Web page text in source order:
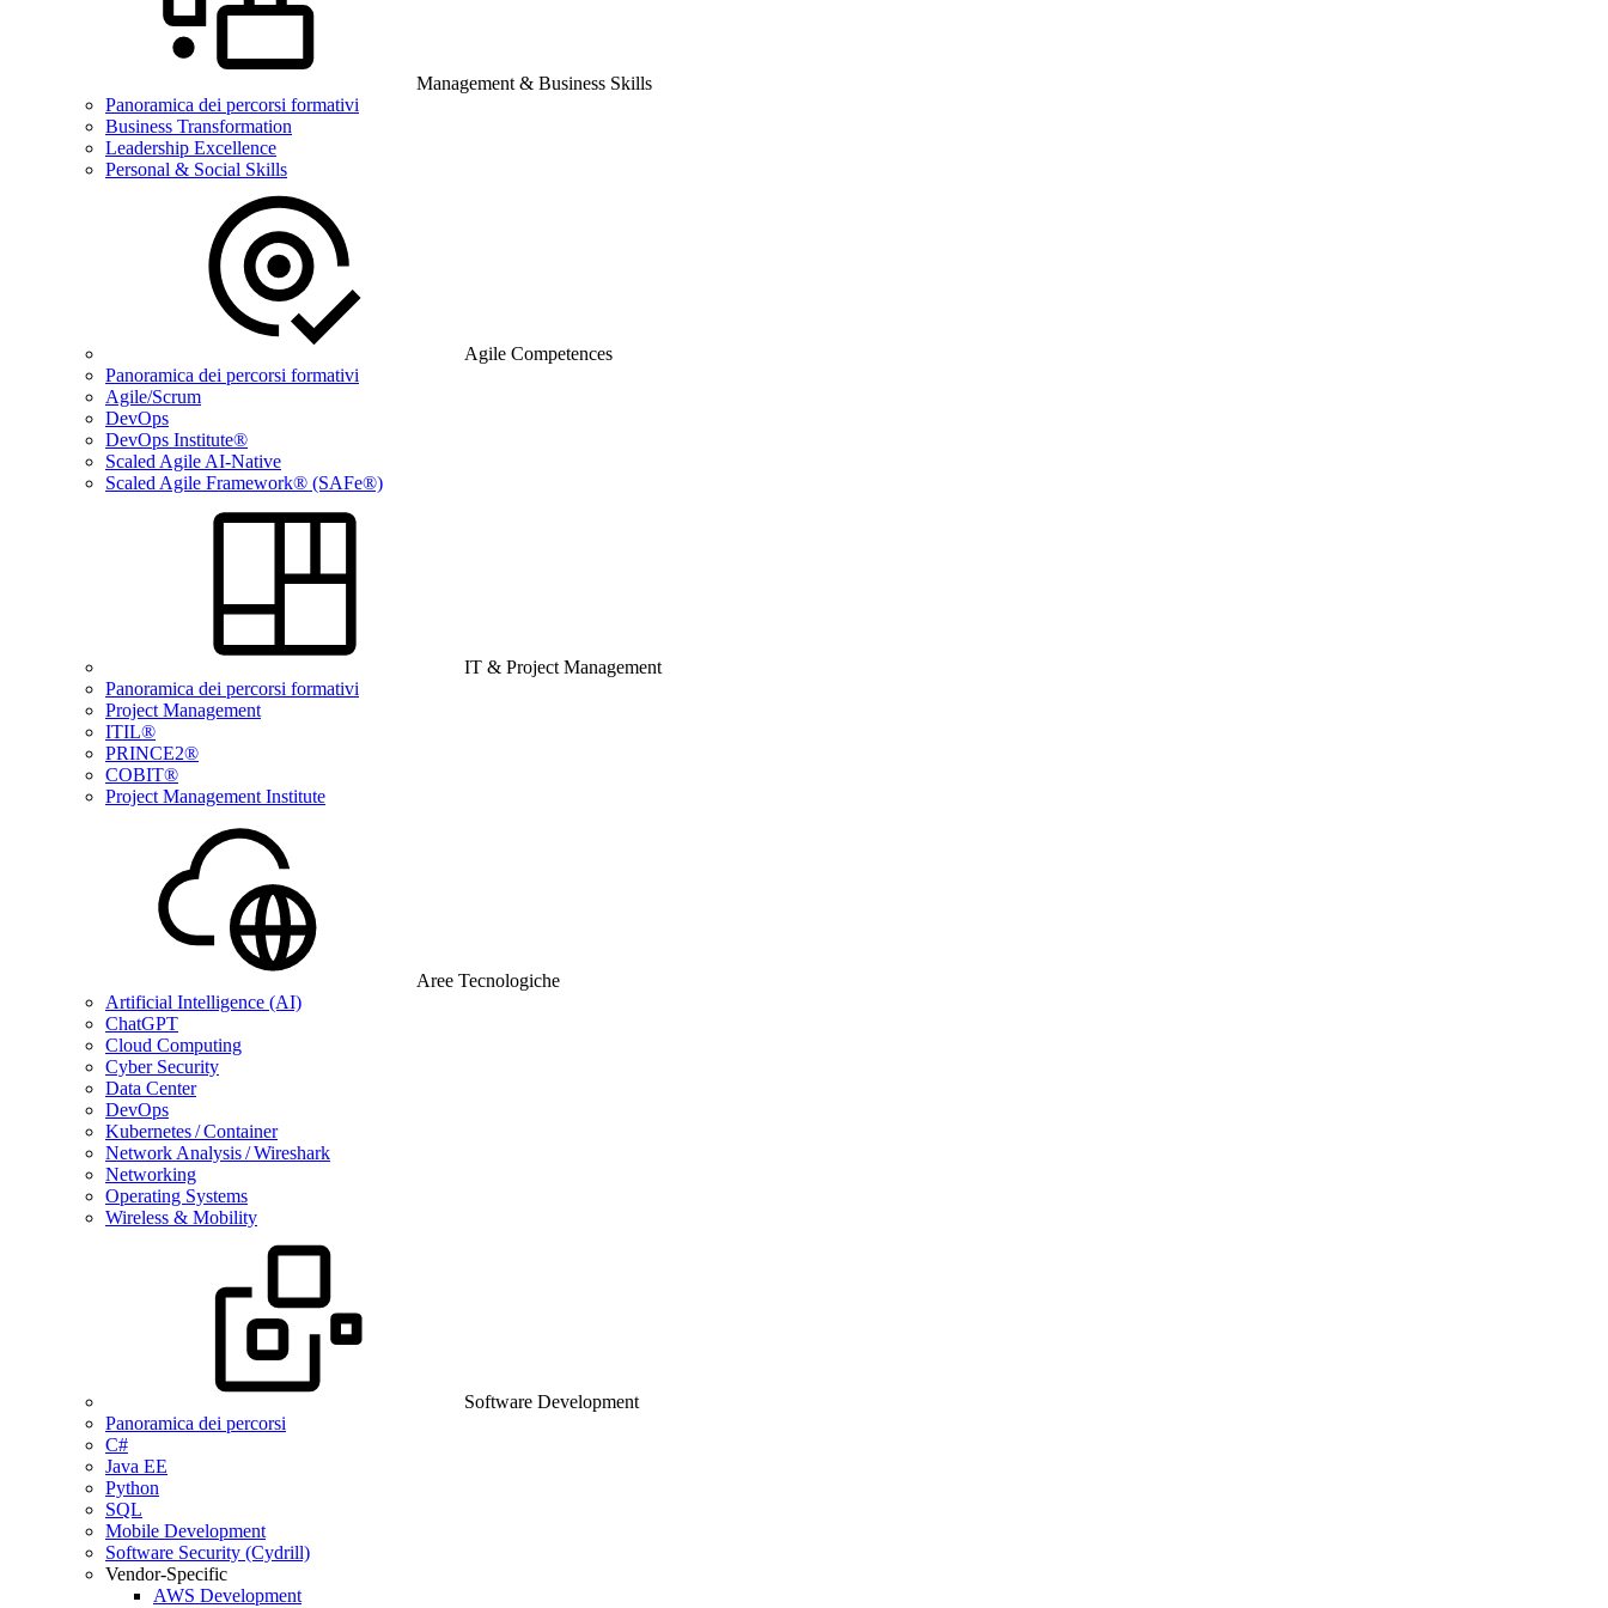
Management & Business Skills
Panoramica dei percorsi formativi
Business Transformation
Leadership Excellence
Personal & Social Skills
Agile Competences
Panoramica dei percorsi formativi
Agile/Scrum
DevOps
DevOps Institute®
Scaled Agile AI-Native
Scaled Agile Framework® (SAFe®)
IT & Project Management
Panoramica dei percorsi formativi
Project Management
ITIL®
PRINCE2®
COBIT®
Project Management Institute
Aree Tecnologiche
Artificial Intelligence (AI)
ChatGPT
Cloud Computing
Cyber Security
Data Center
DevOps
Kubernetes / Container
Network Analysis / Wireshark
Networking
Operating Systems
Wireless & Mobility
Software Development
Panoramica dei percorsi
C#
Java EE
Python
SQL
Mobile Development
Software Security (Cydrill)
Vendor-Specific
AWS Development